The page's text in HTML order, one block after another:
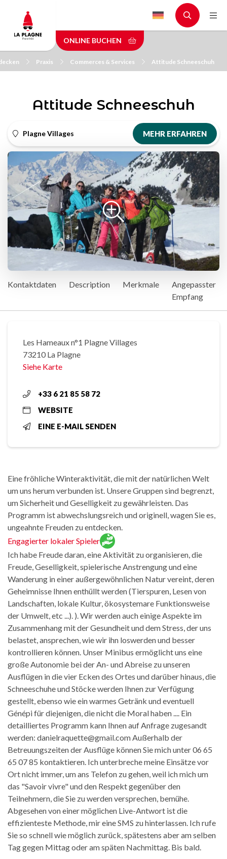
main
content
ONLINE BUCHEN
Praxis Commerces & Services Attitude Schneeschuh
Attitude Schneeschuh
Plagne Villages MEHR ERFAHREN
Kontaktdaten Description Merkmale
Angepasster
Empfang
Les Hameaux n°1 Plagne Villages
73210 La Plagne
Siehe Karte
+33 6 21 85 58 72
WEBSITE
EINE E-MAIL SENDEN
Eine fröhliche Winteraktivität, die mit der natürlichen Welt
um uns herum verbunden ist. Unsere Gruppen sind begrenzt,
um Sicherheit und Geselligkeit zu gewährleisten. Das
Programm ist abwechslungsreich und originell, wagen Sie es,
ungeahnte Freuden zu entdecken.
Engagierter lokaler Spieler
Ich habe Freude daran, eine Aktivität zu organisieren, die
Freude, Geselligkeit, spielerische Anstrengung und eine
Wanderung in einer außergewöhnlichen Natur vereint, deren
Geheimnisse Ihnen enthüllt werden (Tierspuren, Lesen von
Landschaften, lokale Kultur, ökosystemare Funktionsweise
der Umwelt, etc ...). ). Wir werden auch einige Aspekte im
Zusammenhang mit der Gesundheit und dem Stress, der uns
belastet, ansprechen, wie wir ihn loswerden und besser
kontrollieren können. Unser Minibus ermöglicht uns eine
große Autonomie bei der An- und Abreise zu unseren
Ausflügen in die vier Ecken des Ortes und darüber hinaus, die
Schneeschuhe und Stöcke werden Ihnen zur Verfügung
gestellt, ebenso wie ein warmes Getränk und eventuell
Génépi für diejenigen, die nicht die Moral haben .... Ein
detailliertes Programm kann Ihnen auf Anfrage zugesandt
werden: danielraquette@gmail.com Außerhalb der
Betreuungszeiten der Ausflüge können Sie mich unter 06 65
65 07 85 kontaktieren. Ich unterbreche meine Einsätze vor
Ort nicht immer, um ans Telefon zu gehen, weil ich mich um
das "Savoir vivre" und den Respekt gegenüber den
Teilnehmern, die Sie zu werden versprechen, bemühe.
Abgesehen von einer möglichen Live-Antwort ist die
effizienteste Methode, mir eine SMS zu hinterlassen. Ich rufe
Sie so schnell wie möglich zurück, spätestens aber am selben
Tag gegen Mittag oder am späten Nachmittag. Bis bald.